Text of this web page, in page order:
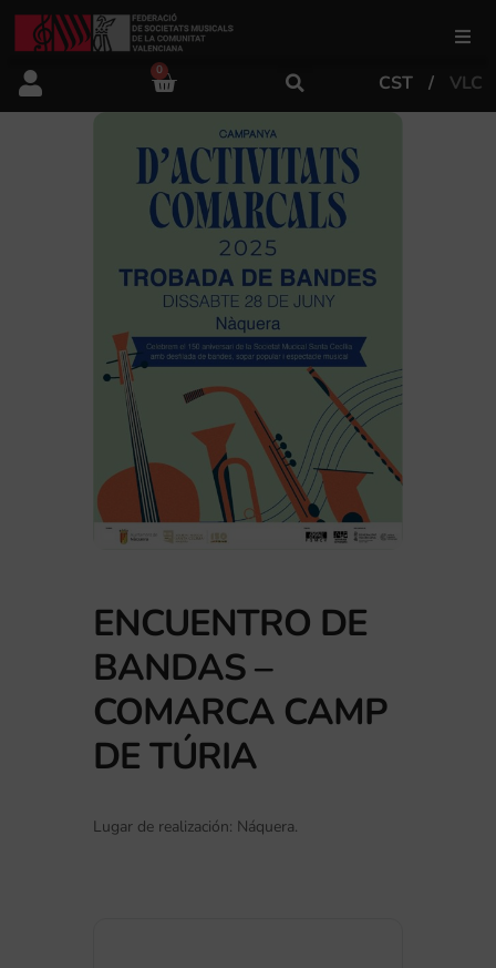
FSMCV
Áreas de gestión
Actualidad
0
CST VLC
ENCUENTRO DE
BANDAS –
COMARCA CAMP
DE TÚRIA
Lugar de realización: Náquera.